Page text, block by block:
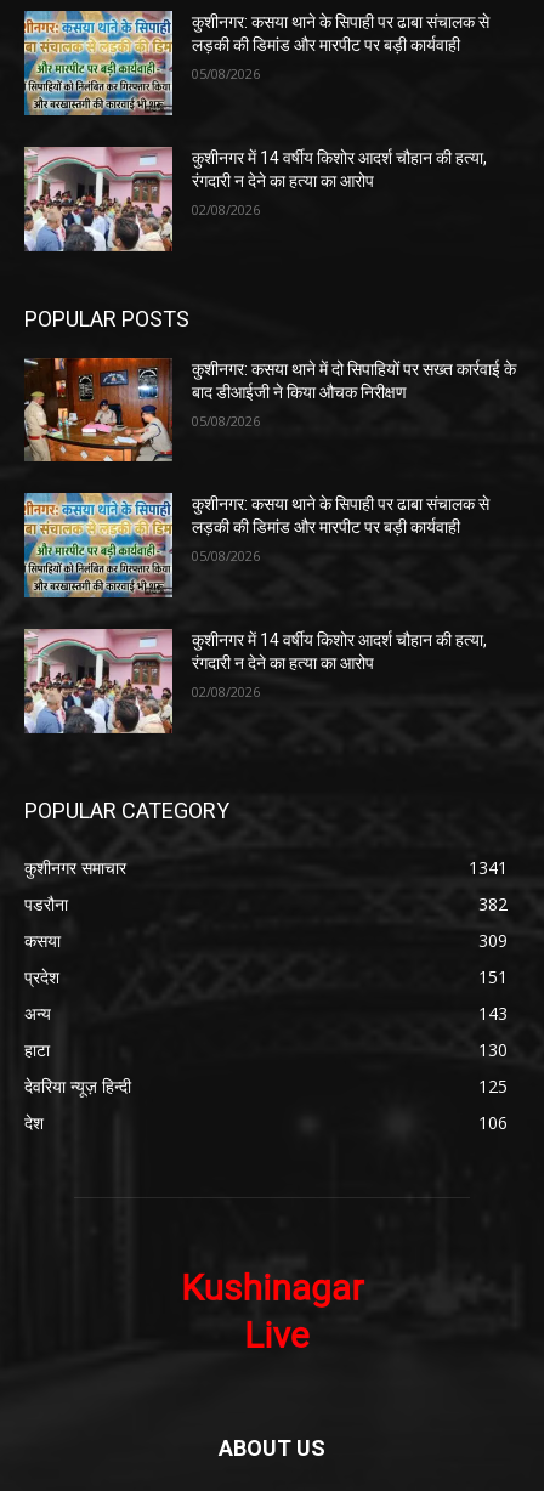
कुशीनगर: कसया थाने के सिपाही पर ढाबा संचालक से
लड़की की डिमांड और मारपीट पर बड़ी कार्यवाही
05/08/2026
कुशीनगर में 14 वर्षीय किशोर आदर्श चौहान की हत्या,
रंगदारी न देने का हत्या का आरोप
02/08/2026
POPULAR POSTS
कुशीनगर: कसया थाने में दो सिपाहियों पर सख्त कार्रवाई के
बाद डीआईजी ने किया औचक निरीक्षण
05/08/2026
कुशीनगर: कसया थाने के सिपाही पर ढाबा संचालक से
लड़की की डिमांड और मारपीट पर बड़ी कार्यवाही
05/08/2026
कुशीनगर में 14 वर्षीय किशोर आदर्श चौहान की हत्या,
रंगदारी न देने का हत्या का आरोप
02/08/2026
POPULAR CATEGORY
कुशीनगर समाचार
1341
पडरौना
382
कसया
309
प्रदेश
151
अन्य
143
हाटा
130
देवरिया न्यूज़ हिन्दी
125
देश
106
ABOUT US